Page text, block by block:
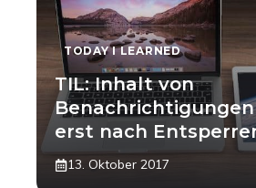
TODAY I LEARNED
TIL: Inhalt von
Benachrichtigungen
erst nach
13. Oktober 2017